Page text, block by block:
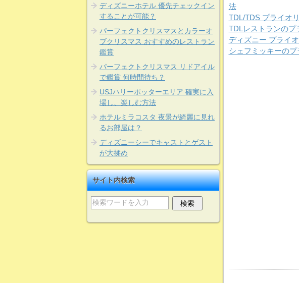
法
TDL/TDS プライオ
TDLレストランのプ
ディズニー プライ
シェフミッキーの
ディズニーホテル 優先チェックイン
することが可能？
パーフェクトクリスマスとカラーオ
ブクリスマス おすすめのレストラン
鑑賞
パーフェクトクリスマス リドアイル
で鑑賞 何時間待ち？
USJハリーポッターエリア 確実に入
場し、楽しむ方法
ホテルミラコスタ 夜景が綺麗に見れ
るお部屋は？
ディズニーシーでキャストとゲスト
が大揉め
サイト内検索